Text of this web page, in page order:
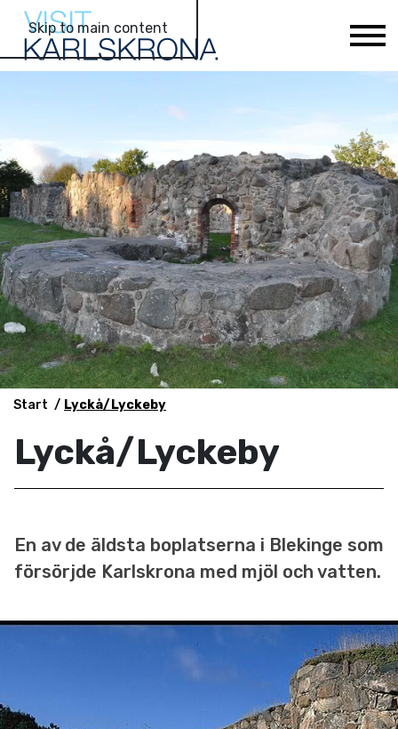
Skip to main content
Start Lyckå/Lyckeby
Lyckå/Lyckeby
En av de äldsta boplatserna i Blekinge som
försörjde Karlskrona med mjöl och vatten.